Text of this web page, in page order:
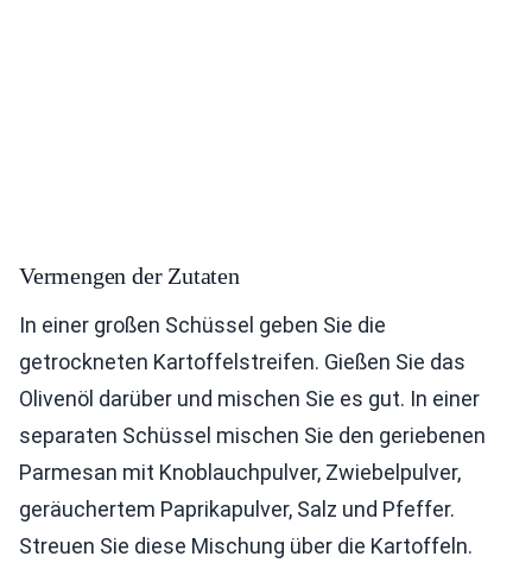
Vermengen der Zutaten
In einer großen Schüssel geben Sie die
getrockneten Kartoffelstreifen. Gießen Sie das
Olivenöl darüber und mischen Sie es gut. In einer
separaten Schüssel mischen Sie den geriebenen
Parmesan mit Knoblauchpulver, Zwiebelpulver,
geräuchertem Paprikapulver, Salz und Pfeffer.
Streuen Sie diese Mischung über die Kartoffeln.